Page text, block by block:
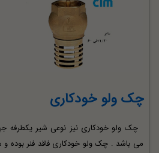
چک ولو خودکاری
چک ولو خودکاری نیز نوعی شیر یکطرفه
می باشد . چک ولو خودکاری فاقد فنر بوده و